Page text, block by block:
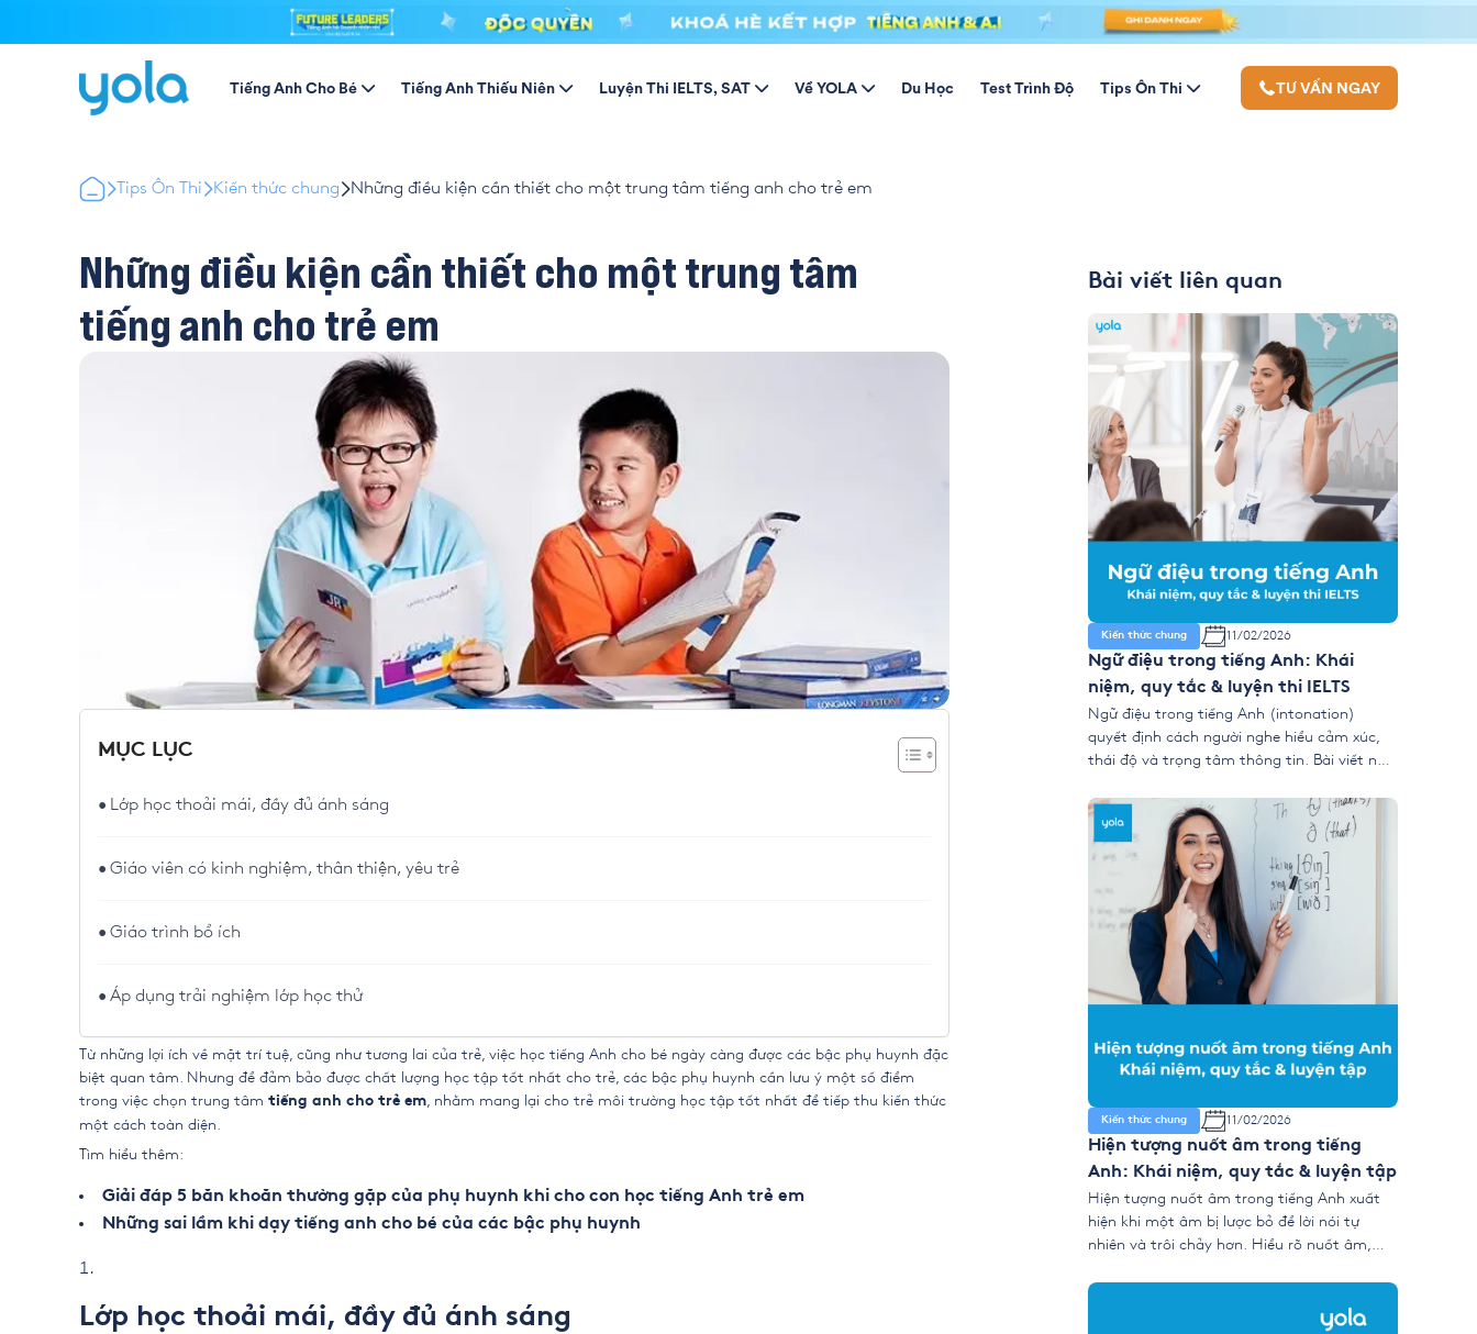
Tiếng Anh Cho Bé Tiếng Anh Thiếu Niên Luyện Thi IELTS, SAT Về YOLA Du Học Test Trình Độ Tips Ôn Thi TƯ VẤN NGAY
Tips Ôn Thi Kiến thức chung Những điều kiện cần thiết cho một trung tâm tiếng anh cho trẻ em
Những điều kiện cần thiết cho một trung tâm
tiếng anh cho trẻ em
MỤC LỤC
Lớp học thoải mái, đầy đủ ánh sáng
Giáo viên có kinh nghiệm, thân thiện, yêu trẻ
Giáo trình bổ ích
Áp dụng trải nghiệm lớp học thử
Từ những lợi ích về mặt trí tuệ, cũng như tương lai của trẻ, việc học tiếng Anh cho bé ngày càng được các bậc phụ huynh đặc
biệt quan tâm. Nhưng để đảm bảo được chất lượng học tập tốt nhất cho trẻ, các bậc phụ huynh cần lưu ý một số điểm
trong việc chọn trung tâm tiếng anh cho trẻ em , nhằm mang lại cho trẻ môi trường học tập tốt nhất để tiếp thu kiến thức
một cách toàn diện.
Tìm hiểu thêm:
Giải đáp 5 băn khoăn thường gặp của phụ huynh khi cho con học tiếng Anh trẻ em
Những sai lầm khi dạy tiếng anh cho bé của các bậc phụ huynh
Lớp học thoải mái, đầy đủ ánh sáng
Bài viết liên quan
Kiến thức chung 11/02/2026
Ngữ điệu trong tiếng Anh: Khái
niệm, quy tắc & luyện thi IELTS
Ngữ điệu trong tiếng Anh (intonation)
quyết định cách người nghe hiểu cảm xúc,
thái độ và trọng tâm thông tin. Bài viết này
âm chính, nhóm ý và cách áp dụng vào
IELTS Speaking để nói tự nhiên, mạch lạc và
dễ đạt điểm cao. […]
Kiến thức chung 11/02/2026
Hiện tượng nuốt âm trong tiếng
Anh: Khái niệm, quy tắc & luyện tập
Hiện tượng nuốt âm trong tiếng Anh xuất
hiện khi một âm bị lược bỏ để lời nói tự
nhiên và trôi chảy hơn. Hiểu rõ nuốt âm,
âm và phát âm nhẹ giúp bạn cải thiện khả
năng nghe–nói, đặc biệt trong IELTS